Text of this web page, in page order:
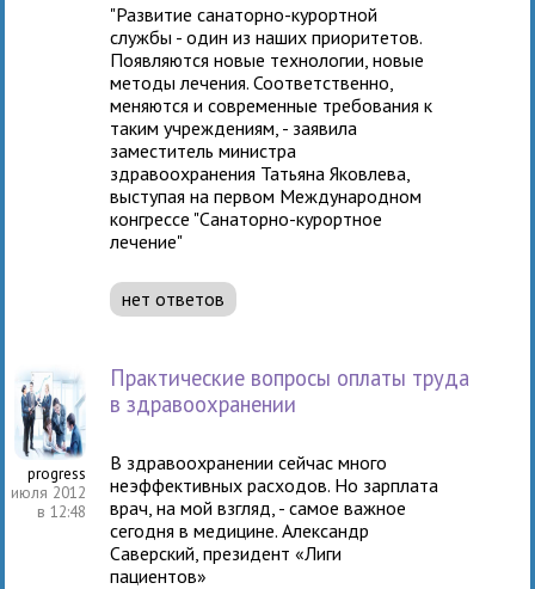
"Развитие санаторно-курортной
службы - один из наших приоритетов.
Появляются новые технологии, новые
методы лечения. Соответственно,
меняются и современные требования к
таким учреждениям, - заявила
заместитель министра
здравоохранения Татьяна Яковлева,
выступая на первом Международном
конгрессе "Санаторно-курортное
лечение"
нет ответов
progress
июля 2012
в 12:48
Практические вопросы оплаты труда
в здравоохранении
В здравоохранении сейчас много
неэффективных расходов. Но зарплата
врач, на мой взгляд, - самое важное
сегодня в медицине. Александр
Саверский, президент «Лиги
пациентов»